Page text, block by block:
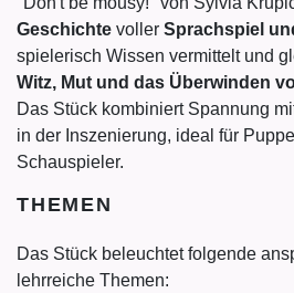
Geschichte voller Sprachspiel
spielerisch Wissen vermittelt und
Witz, Mut und das Überwinden
Das Stück kombiniert Spannung
in der Inszenierung, ideal für
Schauspieler.
THEMEN
Das Stück beleuchtet folgende
lehrreiche Themen: